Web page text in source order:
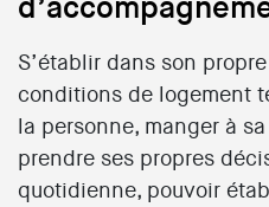
S’établir dans son
conditions de logement
la personne, manger à
prendre ses propres
quotidienne, pouvoir